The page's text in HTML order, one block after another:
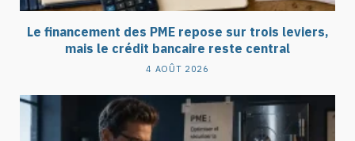
Le financement des PME repose sur trois leviers,
mais le crédit bancaire reste central
4 AOÛT 2026